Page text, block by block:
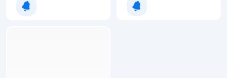
Уведомить о появлении Уведомить о появлении